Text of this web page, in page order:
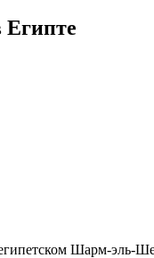
Египте
Шарм-